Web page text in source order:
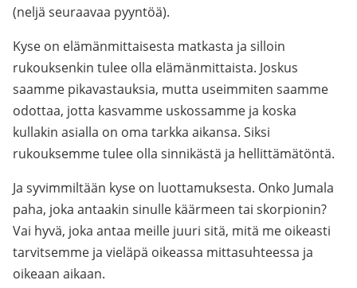
(neljä seuraavaa pyyntöä).
Kyse on elämänmittaisesta matkasta ja silloin
rukouksenkin tulee olla elämänmittaista. Joskus
saamme pikavastauksia, mutta useimmiten saamme
odottaa, jotta kasvamme uskossamme ja koska
kullakin asialla on oma tarkka aikansa. Siksi
rukouksemme tulee olla sinnikästä ja hellittämätöntä.
Ja syvimmiltään kyse on luottamuksesta. Onko Jumala
paha, joka antaakin sinulle käärmeen tai skorpionin?
Vai hyvä, joka antaa meille juuri sitä, mitä me oikeasti
tarvitsemme ja vieläpä oikeassa mittasuhteessa ja
oikeaan aikaan.